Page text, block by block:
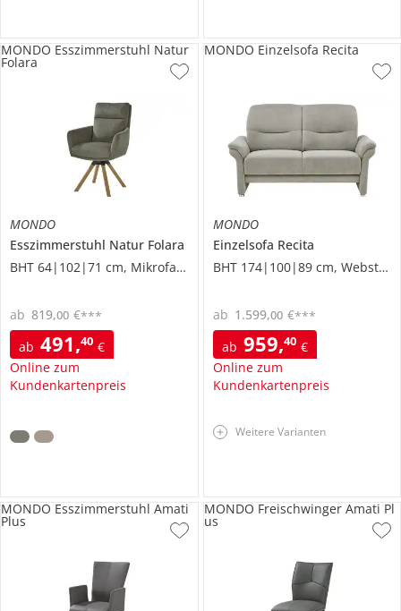
MONDO
Esszimmerstuhl Natur Folara
BHT 64|102|71 cm, Mikrofaser
ab 491,40 €
Online zum
Kundenkartenpreis
ab 819,00 €***
MONDO Esszimmerstuhl Natur
Folara
MONDO
Einzelsofa Recita
BHT 174|100|89 cm, Webstoff
ab 959,40 €
Online zum
Kundenkartenpreis
ab 1.599,00 €***
MONDO Einzelsofa Recita
Weitere Varianten
MONDO Esszimmerstuhl Amati
Plus
MONDO Freischwinger Amati Pl
us